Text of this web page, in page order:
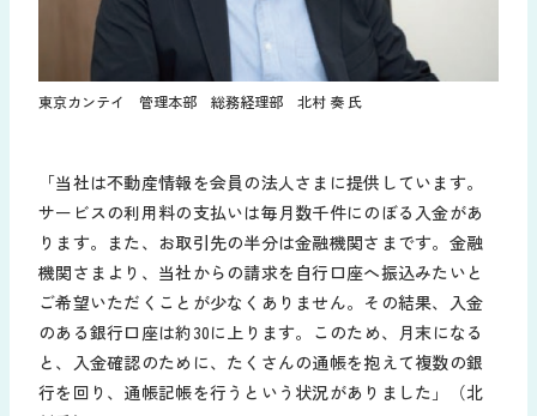
東京カンテイ 管理本部 総務経理部 北村 奏 氏
「当社は不動産情報を会員の法人さまに提供しています。
サービスの利用料の支払いは毎月数千件にのぼる入金があ
ります。また、お取引先の半分は金融機関さまです。金融
機関さまより、当社からの請求を自行口座へ振込みたいと
ご希望いただくことが少なくありません。その結果、入金
のある銀行口座は約30に上ります。このため、月末になる
と、入金確認のために、たくさんの通帳を抱えて複数の銀
行を回り、通帳記帳を行うという状況がありました」（北